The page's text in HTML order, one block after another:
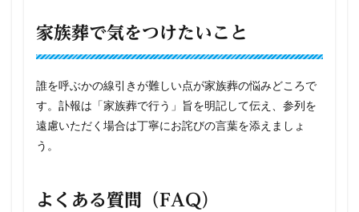
家族葬で気をつけたいこと
誰を呼ぶかの線引きが難しい点が家族葬の悩みどころで
す。訃報は「家族葬で行う」旨を明記して伝え、参列を
遠慮いただく場合は丁寧にお詫びの言葉を添えましょ
う。
よくある質問（FAQ）